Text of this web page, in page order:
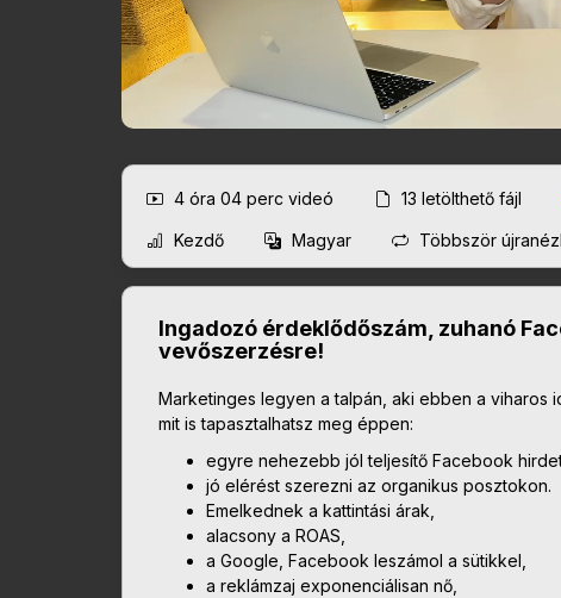
4 óra 04 perc videó 13 letölthető fájl
Kezdő Magyar Többször
Ingadozó érdeklődőszám, zuhanó
vevőszerzésre!
Marketinges legyen a talpán, aki ebben a viharos
mit is tapasztalhatsz meg éppen:
egyre nehezebb jól teljesítő Facebook
jó elérést szerezni az organikus posztokon.
Emelkednek a kattintási árak,
alacsony a ROAS,
a Google, Facebook leszámol a sütikkel,
a reklámzaj exponenciálisan nő,